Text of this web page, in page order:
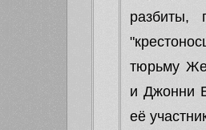
разбиты,
тюрьму
и Джонни
её